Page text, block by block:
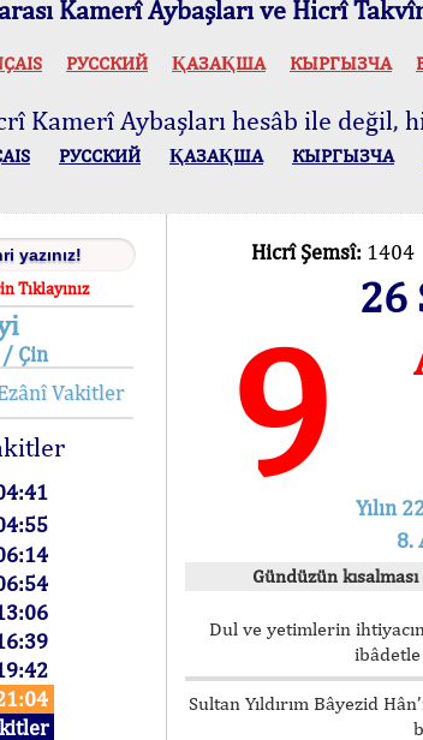
Kamerî Aybaşları ve Hicrî
РУССКИЙ ҚАЗАҚША КЫPГЫЗЧA
Kamerî Aybaşları hesâb ile değil,
РУССКИЙ ҚАЗАҚША КЫPГЫЗЧA
Tıklayınız
/ Çin
Vakitler
Hicrî Şemsî: 1404
26
9
Yılın
8.
Gündüzün
Dul ve yetimlerin
Sultan Yıldırım Bâyezid